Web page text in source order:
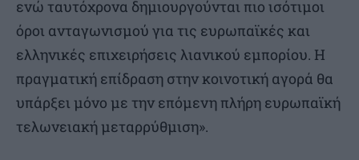
ενώ ταυτόχρονα δημιουργούνται πιο ισότιμοι
όροι ανταγωνισμού για τις ευρωπαϊκές και
ελληνικές επιχειρήσεις λιανικού εμπορίου. Η
πραγματική επίδραση στην κοινοτική αγορά θα
υπάρξει μόνο με την επόμενη πλήρη ευρωπαϊκή
τελωνειακή μεταρρύθμιση».